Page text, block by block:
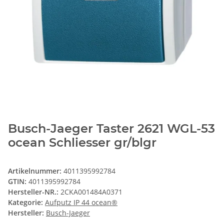
Busch-Jaeger Taster 2621 WGL-53
ocean Schliesser gr/blgr
Artikelnummer: 4011395992784
GTIN: 4011395992784
Hersteller-NR.: 2CKA001484A0371
Kategorie: Aufputz IP 44 ocean®
Hersteller: Busch-Jaeger